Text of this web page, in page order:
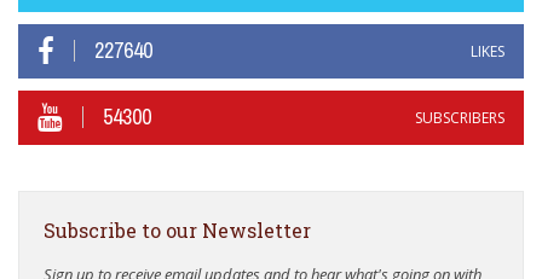
227640 LIKES
54300 SUBSCRIBERS
Subscribe to our Newsletter
Sign up to receive email updates and to hear what's going on with